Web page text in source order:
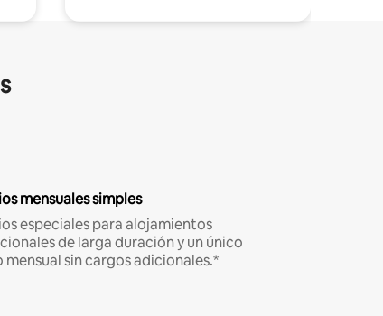
mensuales simples
especiales para alojamientos
de larga duración y un único
mensual sin cargos adicionales.*